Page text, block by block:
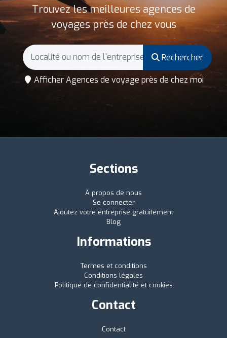
Trouvez les meilleures agences de
voyages près de chez vous
Rechercher
Afficher Agences de voyage près de chez moi
Sections
À propos de nous
Se connecter
Ajoutez votre entreprise gratuitement
Blog
Informations
Termes et conditions
Conditions légales
Politique de confidentialité et cookies
Contact
Contact